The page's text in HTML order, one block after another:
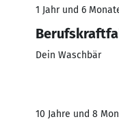
1 Jahr und 6
Dein Waschbär
10 Jahre und 8